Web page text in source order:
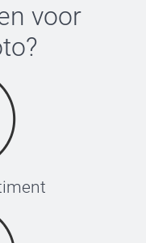
voor
?